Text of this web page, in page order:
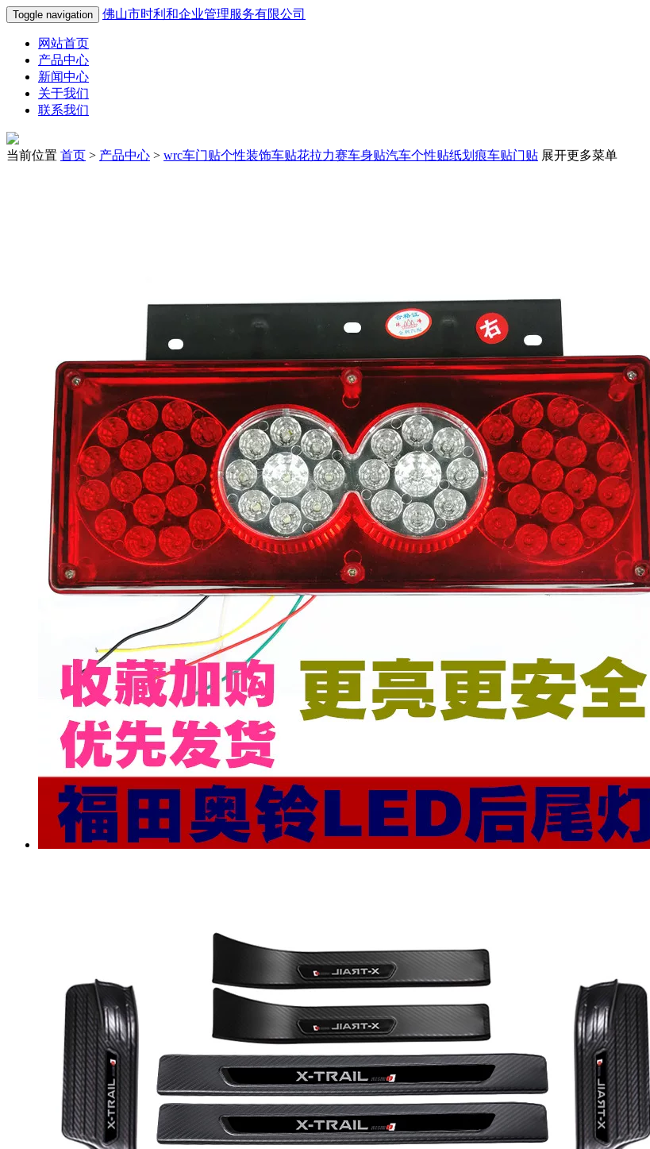
Toggle navigation 佛山市时利和企业管理服务有限公司
网站首页
产品中心
新闻中心
关于我们
联系我们
当前位置 首页 > 产品中心 > wrc车门贴个性装饰车贴花拉力赛车身贴汽车个性贴纸划痕车贴门贴 展开更多菜单